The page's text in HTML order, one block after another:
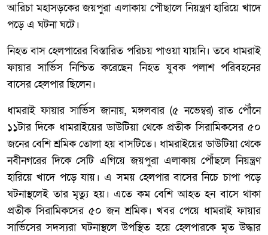
আরিচা মহাসড়কের জয়পুরা এলাকায় পৌছালে নিয়ন্ত্রণ হারিয়ে খাদে
পড়ে এ ঘটনা ঘটে।
নিহত বাস হেলপারের বিস্তারিত পরিচয় পাওয়া যায়নি। তবে ধামরাই
ফায়ার সার্ভিস নিশ্চিত করেছেন নিহত যুবক পলাশ পরিবহনের
বাসের হেলপার ছিলেন।
ধামরাই ফায়ার সার্ভিস জানায়, মঙ্গলবার (৫ নভেম্বর) রাত পৌঁনে
১১টার দিকে ধামরাইয়ের ডাউটিয়া থেকে প্রতীক সিরামিকসের ৫০
জনের বেশি শ্রমিক তোলা হয় বাসটিতে। ধামরাইয়ের ডাউটিয়া থেকে
নবীনগরের দিকে সেটি এগিয়ে জয়পুরা এলাকায় পৌঁছলে নিয়ন্ত্রণ
হারিয়ে খাদে পড়ে যায়। এ সময় হেলপার বাসের নিচে চাপা পড়ে
ঘটনাস্থলেই তার মৃত্যু হয়। এতে কম বেশি আহত হন বাসে থাকা
প্রতীক সিরামিকসের ৫০ জন শ্রমিক। খবর পেয়ে ধামরাই ফায়ার
সার্ভিসের সদস্যরা ঘটনাস্থলে উপস্থিত হয়ে হেলপারকে মৃত উদ্ধার